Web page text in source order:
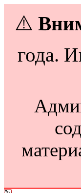
⚠️
года.